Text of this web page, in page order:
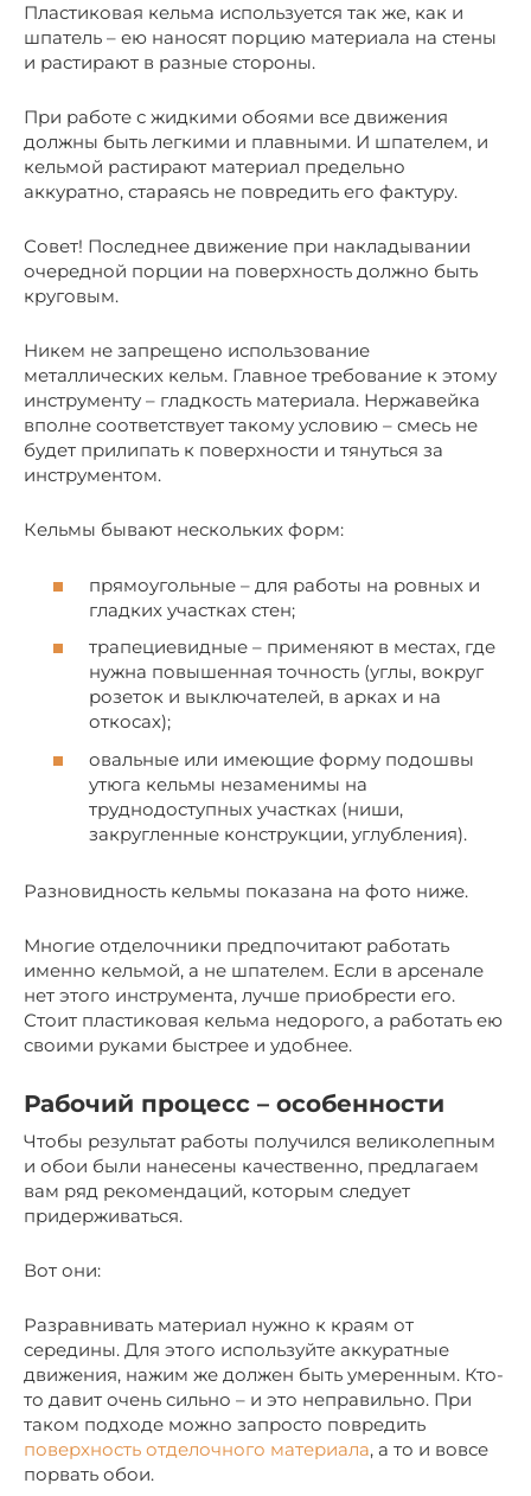
Пластиковая кельма используется так же, как и
шпатель – ею наносят порцию материала на стены
и растирают в разные стороны.
При работе с жидкими обоями все движения
должны быть легкими и плавными. И шпателем, и
кельмой растирают материал предельно
аккуратно, стараясь не повредить его фактуру.
Совет! Последнее движение при накладывании
очередной порции на поверхность должно быть
круговым.
Никем не запрещено использование
металлических кельм. Главное требование к этому
инструменту – гладкость материала. Нержавейка
вполне соответствует такому условию – смесь не
будет прилипать к поверхности и тянуться за
инструментом.
Кельмы бывают нескольких форм:
прямоугольные – для работы на ровных и
гладких участках стен;
трапециевидные – применяют в местах, где
нужна повышенная точность (углы, вокруг
розеток и выключателей, в арках и на
откосах);
овальные или имеющие форму подошвы
утюга кельмы незаменимы на
труднодоступных участках (ниши,
закругленные конструкции, углубления).
Разновидность кельмы показана на фото ниже.
Многие отделочники предпочитают работать
именно кельмой, а не шпателем. Если в арсенале
нет этого инструмента, лучше приобрести его.
Стоит пластиковая кельма недорого, а работать ею
своими руками быстрее и удобнее.
Рабочий процесс – особенности
Чтобы результат работы получился великолепным
и обои были нанесены качественно, предлагаем
вам ряд рекомендаций, которым следует
придерживаться.
Вот они:
Разравнивать материал нужно к краям от
середины. Для этого используйте аккуратные
движения, нажим же должен быть умеренным. Кто-
то давит очень сильно – и это неправильно. При
таком подходе можно запросто повредить
поверхность отделочного материала, а то и вовсе
порвать обои.